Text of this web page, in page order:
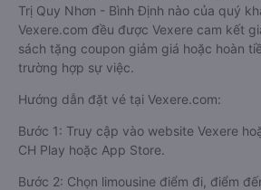
Trị Quy Nhơn - Bình Định nào của quý
Vexere.com đều được Vexere cam kết
sách tặng coupon giảm giá hoặc hoàn
trường hợp sự việc.
Hướng dẫn đặt vé tại Vexere.com:
Bước 1: Truy cập vào website Vexere
CH Play hoặc App Store.
Bước 2: Chọn limousine điểm đi, điểm